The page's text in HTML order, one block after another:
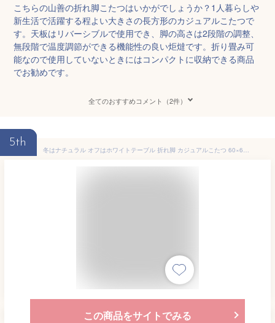
こちらの山善の折れ脚こたつはいかがでしょうか？1人暮らしや
新生活で活躍する程よい大きさの長方形のカジュアルこたつで
す。天板はリバーシブルで使用でき、脚の高さは2段階の調整、
無段階で温度調節ができる機能性の良い炬燵です。折り畳み可
能なので使用していないときにはコンパクトに収納できる商品
でお勧めです。
全てのおすすめコメント（2件）
5th
冬はナチュラル オフはホワイトテーブル 折れ脚 カジュアルこたつ 60×60 正方形 こたつ テーブル ホワイト 白 おしゃれ 折り畳み 折れ脚こたつ 安い 激安 一人暮らし 小さい 小さめ 一人用こたつ
この商品をサイトでみる